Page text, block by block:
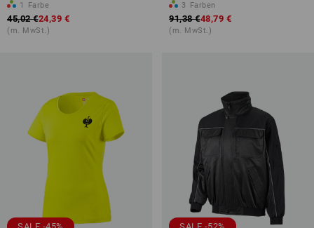
1 Farbe
45,02 €24,39 €
(m. MwSt.)
3 Farben
91,38 €48,79 €
(m. MwSt.)